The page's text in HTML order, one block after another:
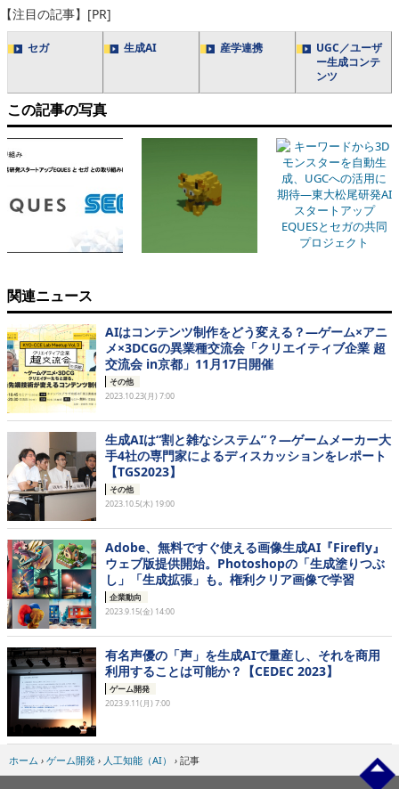
【注目の記事】[PR]
セガ 生成AI 産学連携
UGC／ユーザ
ー生成コンテ
ンツ
この記事の写真
関連ニュース
AIはコンテンツ制作をどう変える？―ゲーム×アニ
メ×3DCGの異業種交流会「クリエイティブ企業 超
交流会 in京都」11月17日開催
その他
2023.10.23(月) 7:00
生成AIは“割と雑なシステム”？―ゲームメーカー大
手4社の専門家によるディスカッションをレポート
【TGS2023】
その他
2023.10.5(木) 19:00
Adobe、無料ですぐ使える画像生成AI『Firefly』
ウェブ版提供開始。Photoshopの「生成塗りつぶ
し」「生成拡張」も。権利クリア画像で学習
企業動向
2023.9.15(金) 14:00
有名声優の「声」を生成AIで量産し、それを商用
利用することは可能か？【CEDEC 2023】
ゲーム開発
2023.9.11(月) 7:00
ホーム › ゲーム開発 › 人工知能（AI） › 記事